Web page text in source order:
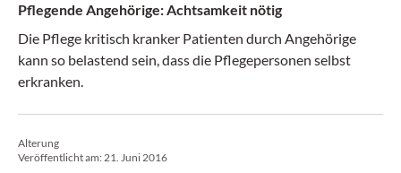
Pflegende Angehörige: Achtsamkeit nötig
Die Pflege kritisch kranker Patienten durch Angehörige
kann so belastend sein, dass die Pflegepersonen selbst
erkranken.
Alterung
Veröffentlicht am:21. Juni 2016